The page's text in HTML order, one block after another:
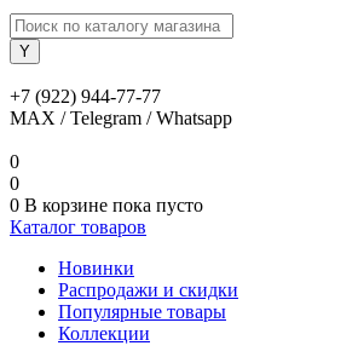
+7 (922) 944-77-77
MAX / Telegram / Whatsapp
0
0
0 В корзине пока пусто
Каталог товаров
Новинки
Распродажи и скидки
Популярные товары
Коллекции